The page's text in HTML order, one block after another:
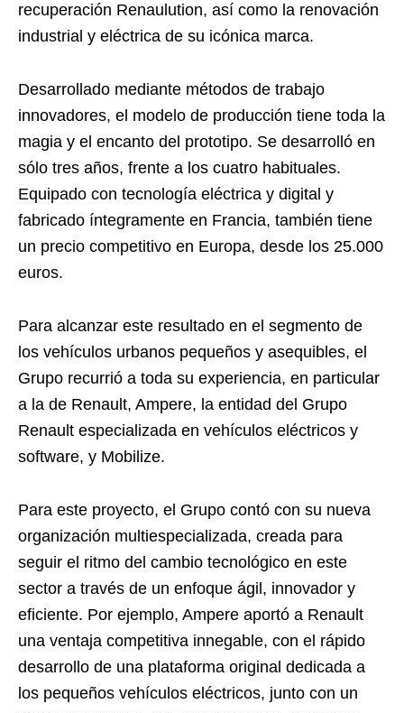
recuperación Renaulution, así como la renovación
industrial y eléctrica de su icónica marca.
Desarrollado mediante métodos de trabajo
innovadores, el modelo de producción tiene toda la
magia y el encanto del prototipo. Se desarrolló en
sólo tres años, frente a los cuatro habituales.
Equipado con tecnología eléctrica y digital y
fabricado íntegramente en Francia, también tiene
un precio competitivo en Europa, desde los 25.000
euros.
Para alcanzar este resultado en el segmento de
los vehículos urbanos pequeños y asequibles, el
Grupo recurrió a toda su experiencia, en particular
a la de Renault, Ampere, la entidad del Grupo
Renault especializada en vehículos eléctricos y
software, y Mobilize.
Para este proyecto, el Grupo contó con su nueva
organización multiespecializada, creada para
seguir el ritmo del cambio tecnológico en este
sector a través de un enfoque ágil, innovador y
eficiente. Por ejemplo, Ampere aportó a Renault
una ventaja competitiva innegable, con el rápido
desarrollo de una plataforma original dedicada a
los pequeños vehículos eléctricos, junto con un